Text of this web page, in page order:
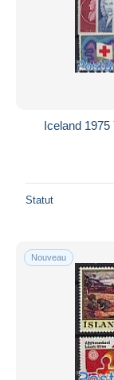
Iceland
Statut
Nouveau